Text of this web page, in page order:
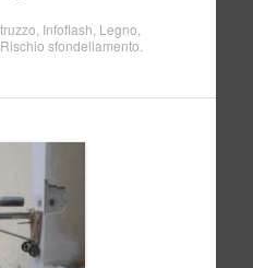
Infoflash Legno
Rischio sfondellamento